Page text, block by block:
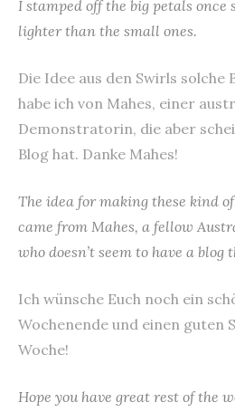
I stamped off the big petals once
lighter than the small ones.
Die Idee aus den Swirls solche
habe ich von Mahes, einer
Demonstratorin, die aber
Blog hat. Danke Mahes!
The idea for making these kind
came from Mahes, a fellow
who doesn’t seem to have a blog
Ich wünsche Euch noch ein
Wochenende und einen guten
Woche!
Hope you have great rest of the